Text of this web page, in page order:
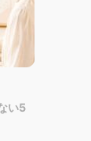
い5